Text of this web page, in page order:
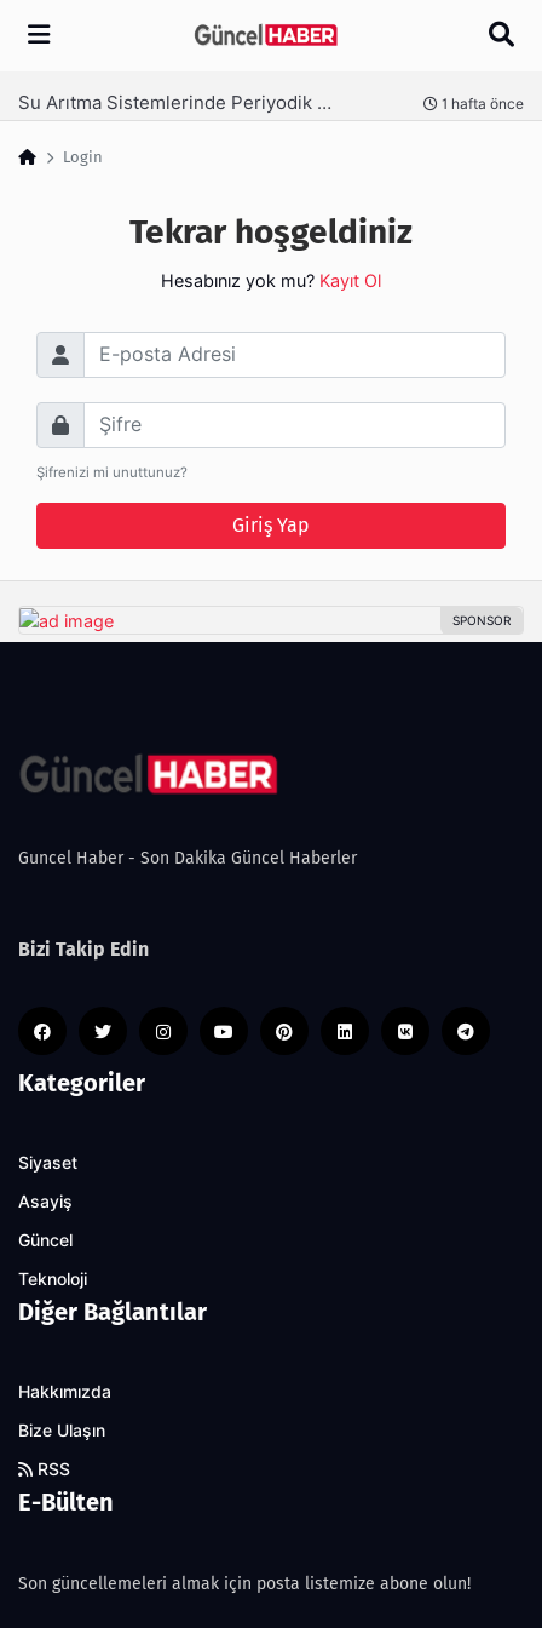
Arama
Su Arıtma Sistemlerinde Periyodik Bakım Neden Kritik? 1 hafta önce
Login
Tekrar hoşgeldiniz
Hesabınız yok mu? Kayıt Ol
E-posta Adresi
Şifre
Şifrenizi mi unuttunuz?
Giriş Yap
Guncel Haber - Son Dakika Güncel Haberler
Bizi Takip Edin
Kategoriler
Siyaset
Asayiş
Güncel
Teknoloji
Diğer Bağlantılar
Hakkımızda
Bize Ulaşın
RSS
E-Bülten
Son güncellemeleri almak için posta listemize abone olun!